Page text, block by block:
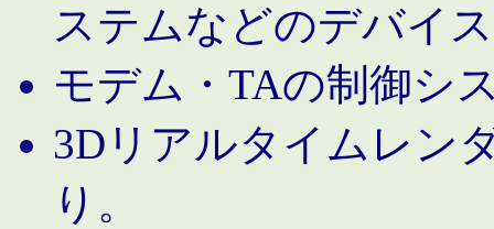
ステムなどのデバイ
モデム・TAの制御シ
3Dリアルタイムレン
り。